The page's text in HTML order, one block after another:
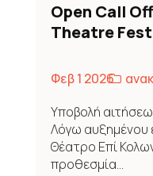
Open Call
Theatre
Φεβ 1 2026
Υποβολή
Λόγω αυξημένου
Θέατρο Επί
προθεσμία...